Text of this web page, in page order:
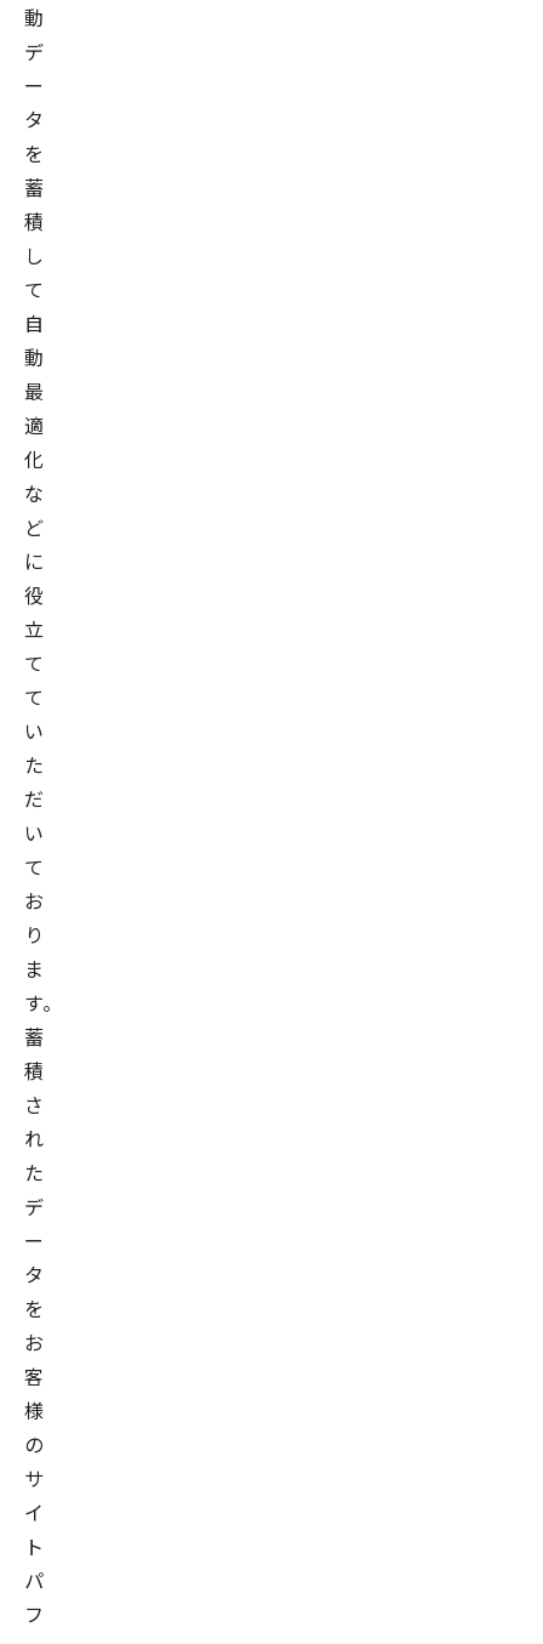
動
デ
ー
タ
を
蓄
積
し
て
自
動
最
適
化
な
ど
に
役
立
て
て
い
た
だ
い
て
お
り
ま
す。
蓄
積
さ
れ
た
デ
ー
タ
を
お
客
様
の
サ
イ
ト
パ
フ